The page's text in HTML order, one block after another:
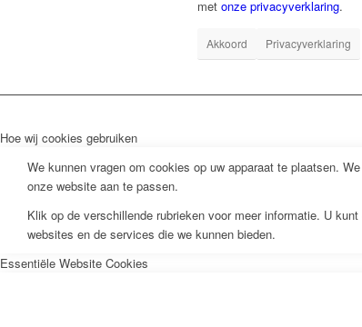
met onze privacyverklaring.
Akkoord Privacyverklaring
Hoe wij cookies gebruiken
We kunnen vragen om cookies op uw apparaat te plaatsen.
onze website aan te passen.
Klik op de verschillende rubrieken voor meer informatie. U
websites en de services die we kunnen bieden.
Essentiële Website Cookies